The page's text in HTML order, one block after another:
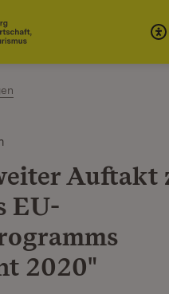
Auftakt
EU-
2020"